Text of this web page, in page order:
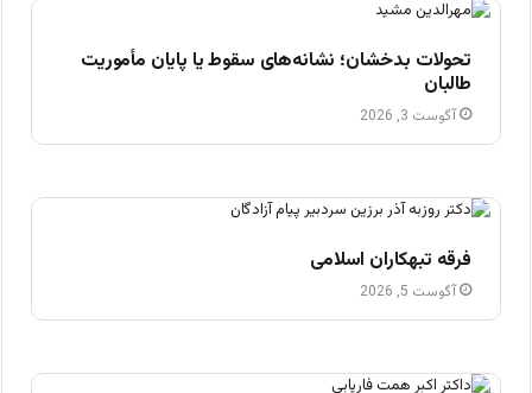
تحولات بدخشان؛ نشانه‌های سقوط یا پایان مأموریت
طالبان
آگوست 3, 2026
فرقه تبهکاران اسلامی
آگوست 5, 2026